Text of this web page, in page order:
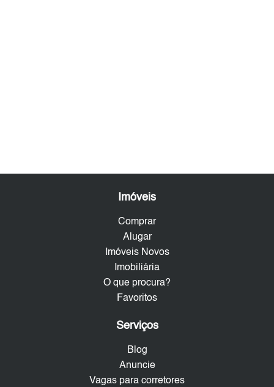
Imóveis
Comprar
Alugar
Imóveis Novos
Imobiliária
O que procura?
Favoritos
Serviços
Blog
Anuncie
Vagas para corretores